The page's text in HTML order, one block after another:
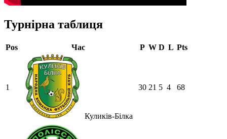
Турнірна таблиця
Pos Час P W D L Pts
1
Куликів-Білка
30 21 5 4 68